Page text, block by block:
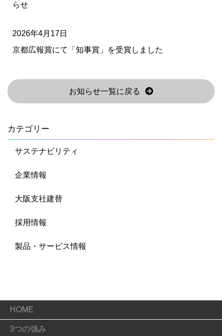
らせ
2026年4月17日
京都広報賞にて「知事賞」を受賞しました
お知らせ一覧に戻る
カテゴリー
サステナビリティ
企業情報
大阪支社建替
採用情報
製品・サービス情報
HOME
3つの強み